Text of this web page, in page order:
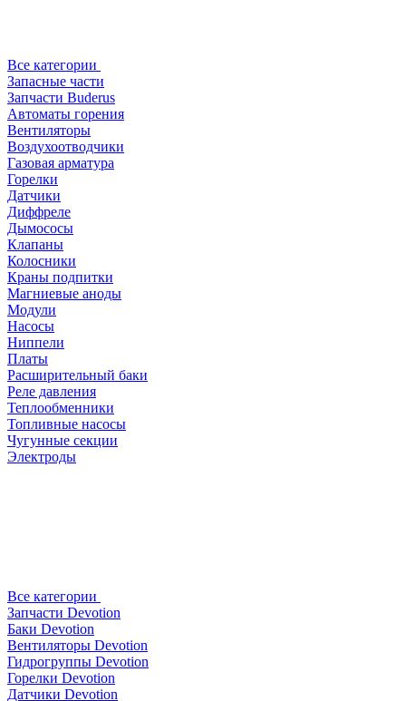
Все категории
Запасные части
Запчасти Buderus
Автоматы горения
Вентиляторы
Воздухоотводчики
Газовая арматура
Горелки
Датчики
Диффреле
Дымососы
Клапаны
Колосники
Краны подпитки
Магниевые аноды
Модули
Насосы
Ниппели
Платы
Расширительный баки
Реле давления
Теплообменники
Топливные насосы
Чугунные секции
Электроды
Все категории
Запчасти Devotion
Баки Devotion
Вентиляторы Devotion
Гидрогруппы Devotion
Горелки Devotion
Датчики Devotion